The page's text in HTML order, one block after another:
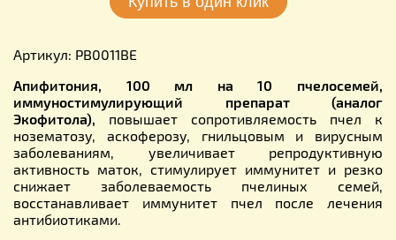
Артикул: PB0011BE
Апифитония, 100 мл на 10 пчелосемей,
иммуностимулирующий препарат (аналог
Экофитола), повышает сопротивляемость пчел к
нозематозу, аскоферозу, гнильцовым и вирусным
заболеваниям, увеличивает репродуктивную
активность маток, стимулирует иммунитет и резко
снижает заболеваемость пчелиных семей,
восстанавливает иммунитет пчел после лечения
антибиотиками.